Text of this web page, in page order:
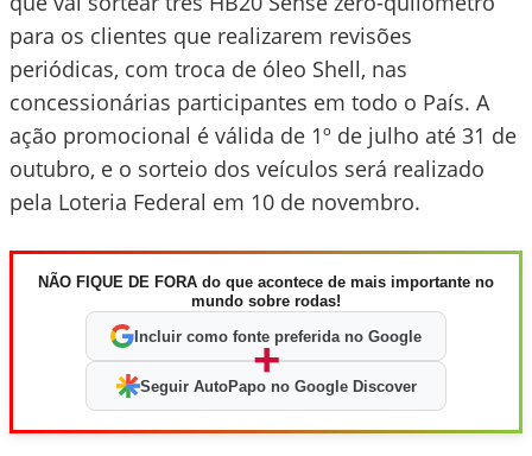
para os clientes que realizarem revisões
periódicas, com troca de óleo Shell, nas
concessionárias participantes em todo o País. A
ação promocional é válida de 1º de julho até 31 de
outubro, e o sorteio dos veículos será realizado
pela Loteria Federal em 10 de novembro.
NÃO FIQUE DE FORA do que acontece de mais importante no
mundo sobre rodas!
Incluir como fonte preferida no Google
+
Seguir AutoPapo no Google Discover